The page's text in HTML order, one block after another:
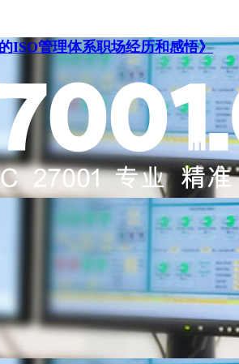
ISO管理体系职场经历和感悟》